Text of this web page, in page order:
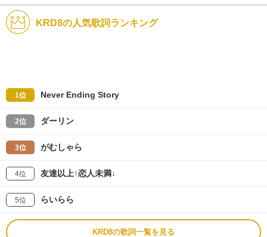
KRD8の人気歌詞ランキング
1位 Never Ending Story
2位 ダーリン
3位 がむしゃら
4位 友達以上↑恋人未満↓
5位 らいらら
KRD8の歌詞一覧を見る